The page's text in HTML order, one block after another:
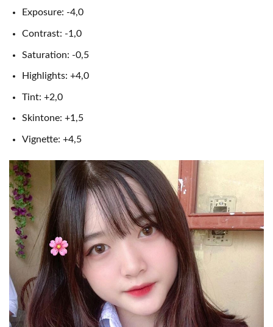
Exposure: -4,0
Contrast: -1,0
Saturation: -0,5
Highlights: +4,0
Tint: +2,0
Skintone: +1,5
Vignette: +4,5